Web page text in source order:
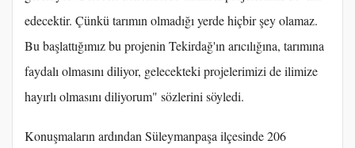
edecektir. Çünkü tarımın olmadığı yerde hiçbir şey olamaz.
Bu başlattığımız bu projenin Tekirdağ'ın arıcılığına, tarımına
faydalı olmasını diliyor, gelecekteki projelerimizi de ilimize
hayırlı olmasını diliyorum" sözlerini söyledi.
Konuşmaların ardından Süleymanpaşa ilçesinde 206